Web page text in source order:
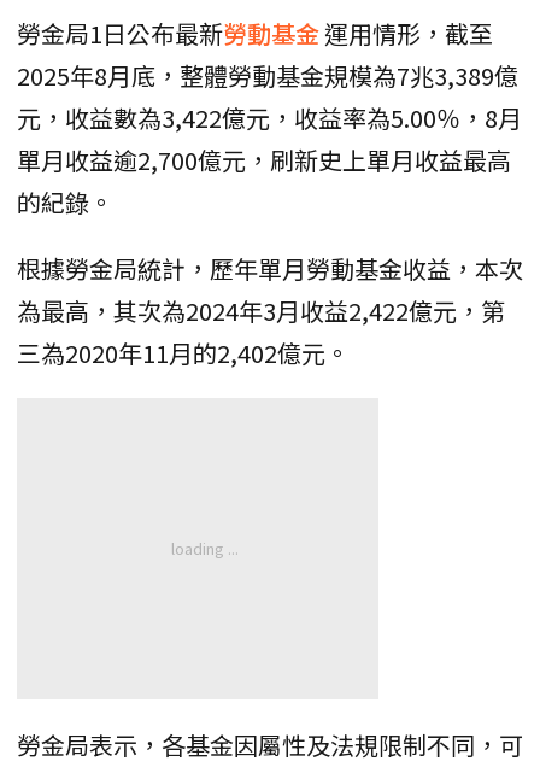
勞金局1日公布最新勞動基金運用情形，截至
2025年8月底，整體勞動基金規模為7兆3,389億
元，收益數為3,422億元，收益率為5.00％，8月
單月收益逾2,700億元，刷新史上單月收益最高
的紀錄。
根據勞金局統計，歷年單月勞動基金收益，本次
為最高，其次為2024年3月收益2,422億元，第
三為2020年11月的2,402億元。
勞金局表示，各基金因屬性及法規限制不同，可